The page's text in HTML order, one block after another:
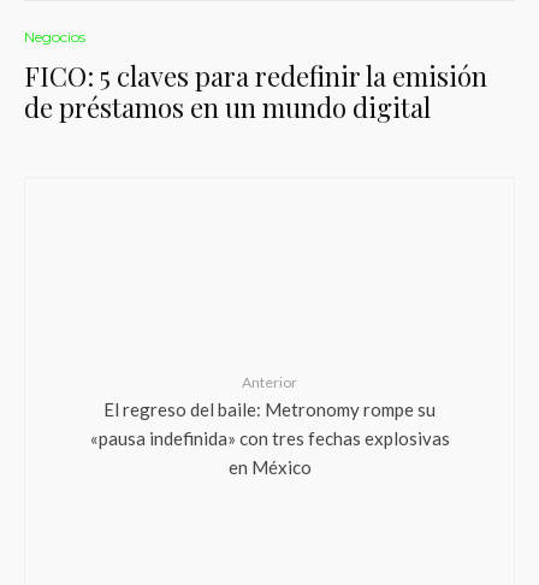
Negocios
FICO: 5 claves para redefinir la emisión
de préstamos en un mundo digital
Anterior
El regreso del baile: Metronomy rompe su
«pausa indefinida» con tres fechas explosivas
en México